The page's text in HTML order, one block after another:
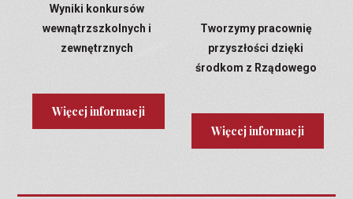
Wyniki konkursów
wewnątrzszkolnych i
zewnętrznych
Więcej informacji
Tworzymy pracownię
przyszłości dzięki
środkom z Rządowego
Więcej informacji